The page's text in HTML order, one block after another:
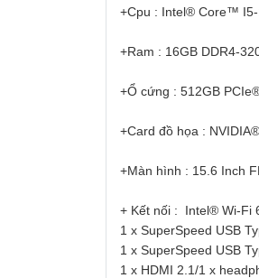
+Cpu : Intel® Core™ I5-
+Ram : 16GB DDR4-
+Ổ cứng : 512GB
+Card đồ họa :
+Màn hình : 15.6 Inch
+ Kết nối : Intel® Wi-Fi
1 x SuperSpeed USB
1 x SuperSpeed USB
1 x HDMI 2.1/1 x